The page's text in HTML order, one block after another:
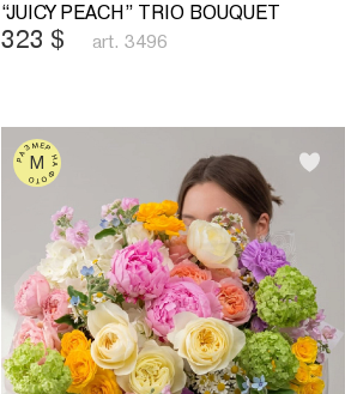
“JUICY PEACH” TRIO BOUQUET
323 $ art. 3496
РАЗМЕР НА ФОТО
M